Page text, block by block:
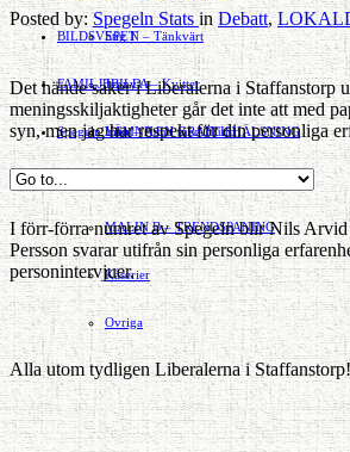
Stig N – Tänkvärt
Jenny A – Kvitter
Yrsa – Hand med Hund
MALIN B – TRENDSPANING
Kåserier
Ovriga
BILDSVEPET
FAMILJEBILD »
LÄMNA EN GRATTISHÄLSNING
Spegeln Info
Posted by:Spegeln StatsinDebatt,
Det hände saker i Liberalerna i Staffanstorp
meningsskiljaktigheter går det inte att med
syn, men jag har respekt för din personliga
I förr-förra numret av Spegeln blir Nils
Persson svarar utifrån sin personliga
personintervjuer.
Alla utom tydligen Liberalerna i